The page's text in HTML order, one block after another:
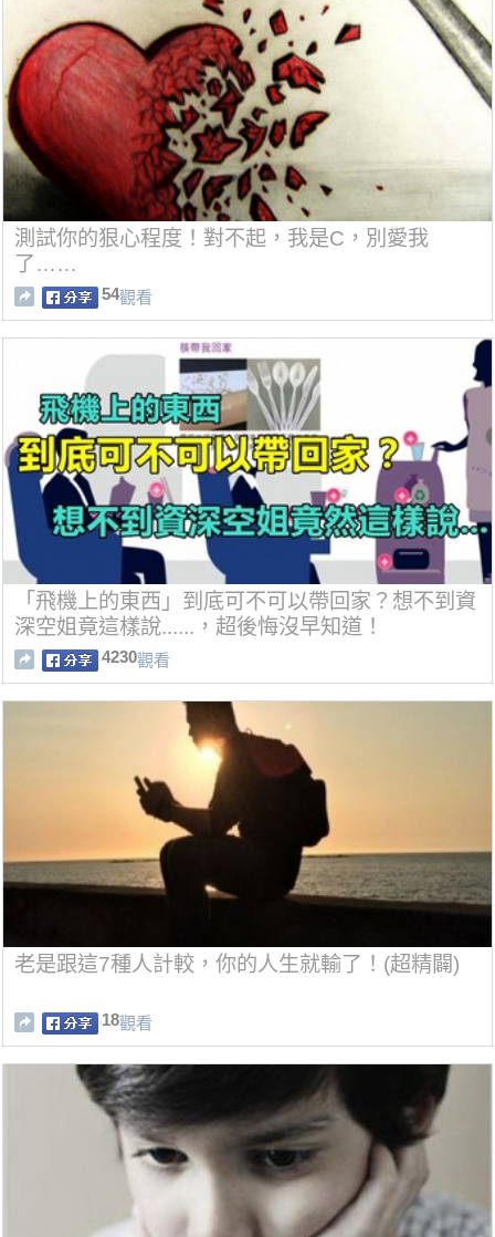
測試你的狠心程度！對不起，我是C，別愛我
了……
54觀看
「飛機上的東西」到底可不可以帶回家？想不到資
深空姐竟這樣說......，超後悔沒早知道！
4230觀看
老是跟這7種人計較，你的人生就輸了！(超精闢)
18觀看